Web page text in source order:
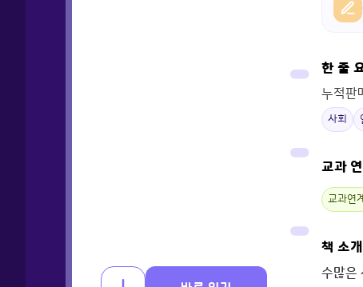
한 줄
누적판
사회
교과 연
교과연계
책 소개
수많은